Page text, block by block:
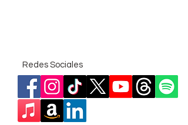
Redes Sociales